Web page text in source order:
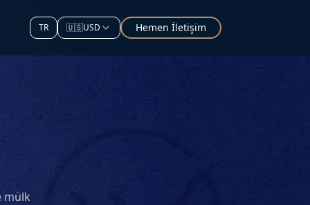
TR 🇺🇸USD Hemen İletişim
mülk